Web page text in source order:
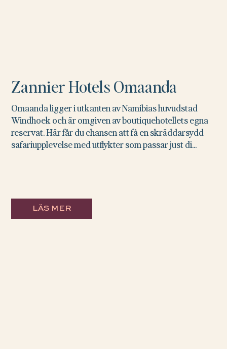
LÄS MER
Zannier Hotels Omaanda
Omaanda ligger i utkanten av Namibias huvudstad
Windhoek och är omgiven av boutiquehotellets egna
reservat. Här får du chansen att få en skräddarsydd
safariupplevelse med utflykter som passar just di...